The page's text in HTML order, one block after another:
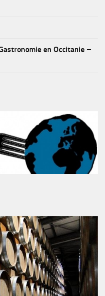
en Occitanie –